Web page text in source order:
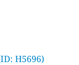
H5696)